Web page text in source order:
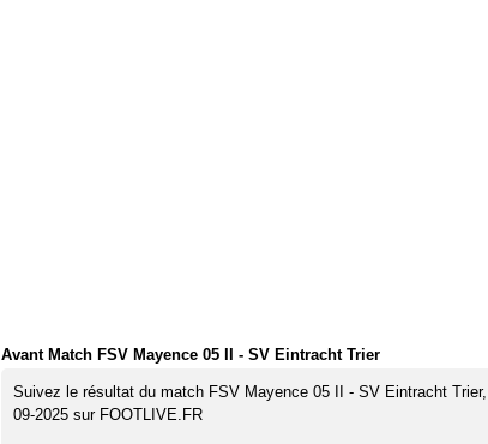
Avant Match FSV Mayence 05 II - SV Eintracht Trier
Suivez le résultat du match FSV Mayence 05 II - SV Eintracht
09-2025 sur FOOTLIVE.FR